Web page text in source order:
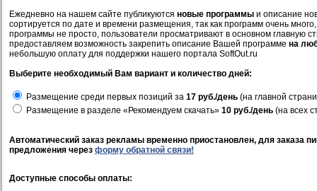
Ежедневно на нашем сайте публикуются новые программы и описание
сортируется по дате и времени размещения, так как программ очень
программы не просто, пользователи просматривают в основном главную
предоставляем возможность закрепить описание Вашей программе на
небольшую оплату для поддержки нашего портала SoftOut.ru
Выберите необходимый Вам вариант и количество дней:
Размещение среди первых позиций за 17 руб./день (на главной
Размещение в разделе «Рекомендуем скачать» 10 руб./день (на всех
Автоматический заказ рекламы временно приостановлен, для заказа
предложения через форму обратной связи!
Доступные способы оплаты: